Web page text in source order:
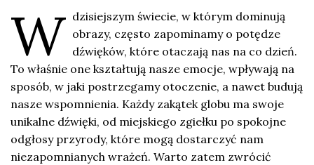
W dzisiejszym świecie, w którym dominują
obrazy, często zapominamy o potędze
dźwięków, które otaczają nas na co dzień.
To właśnie one kształtują nasze emocje, wpływają na
sposób, w jaki postrzegamy otoczenie, a nawet budują
nasze wspomnienia. Każdy zakątek globu ma swoje
unikalne dźwięki, od miejskiego zgiełku po spokojne
odgłosy przyrody, które mogą dostarczyć nam
niezapomnianych wrażeń. Warto zatem zwrócić